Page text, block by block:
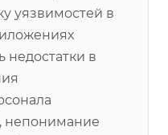
уязвимостей в
недостатки в
непонимание